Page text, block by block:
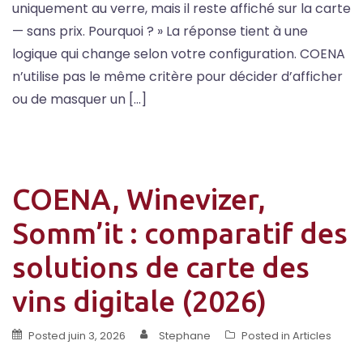
uniquement au verre, mais il reste affiché sur la carte
— sans prix. Pourquoi ? » La réponse tient à une
logique qui change selon votre configuration. COENA
n’utilise pas le même critère pour décider d’afficher
ou de masquer un […]
COENA, Winevizer,
Somm’it : comparatif des
solutions de carte des
vins digitale (2026)
Posted juin 3, 2026 Stephane Posted in Articles